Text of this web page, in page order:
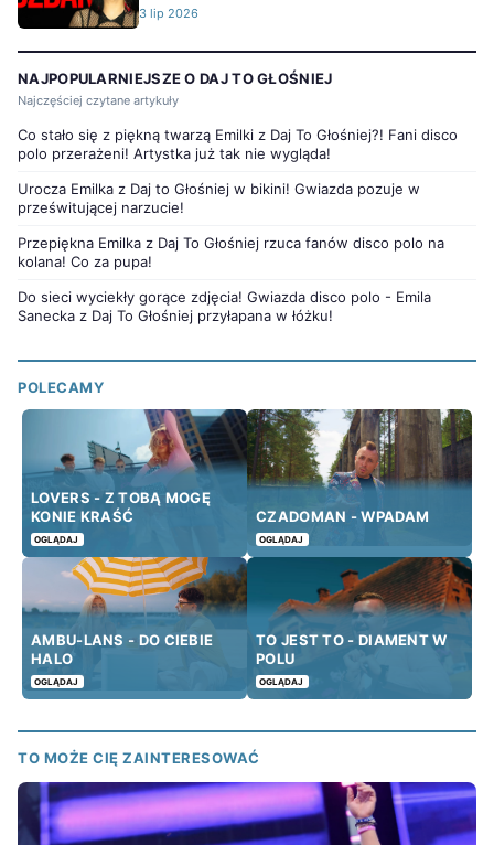
3 lip 2026
NAJPOPULARNIEJSZE O DAJ TO GŁOŚNIEJ
Najczęściej czytane artykuły
Co stało się z piękną twarzą Emilki z Daj To Głośniej?! Fani disco
polo przerażeni! Artystka już tak nie wygląda!
Urocza Emilka z Daj to Głośniej w bikini! Gwiazda pozuje w
prześwitującej narzucie!
Przepiękna Emilka z Daj To Głośniej rzuca fanów disco polo na
kolana! Co za pupa!
Do sieci wyciekły gorące zdjęcia! Gwiazda disco polo - Emila
Sanecka z Daj To Głośniej przyłapana w łóżku!
POLECAMY
LOVERS - Z TOBĄ MOGĘ
KONIE KRAŚĆ
OGLĄDAJ
CZADOMAN - WPADAM
OGLĄDAJ
AMBU-LANS - DO CIEBIE
HALO
OGLĄDAJ
TO JEST TO - DIAMENT W
POLU
OGLĄDAJ
TO MOŻE CIĘ ZAINTERESOWAĆ